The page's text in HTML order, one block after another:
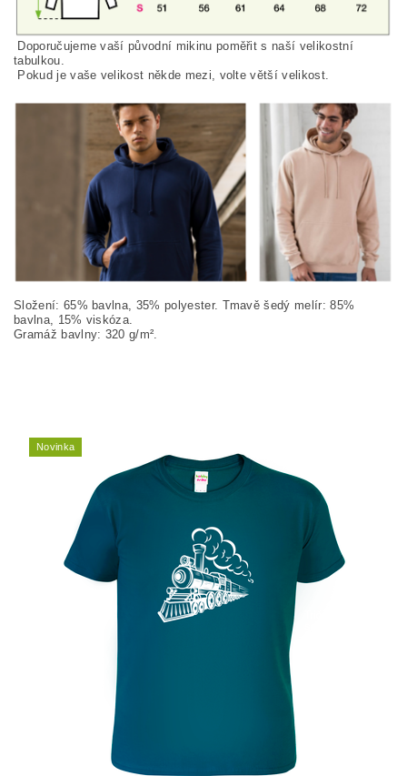
Doporučujeme vaší původní mikinu poměřit s naší velikostní
tabulkou.
Pokud je vaše velikost někde mezi, volte větší velikost.
Složení: 65% bavlna, 35% polyester. Tmavě šedý melír: 85%
bavlna, 15% viskóza.
Gramáž bavlny: 320 g/m².
Novinka